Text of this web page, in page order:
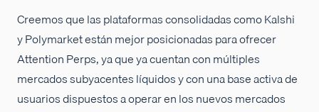
Creemos que las plataformas consolidadas como Kalshi
y Polymarket están mejor posicionadas para ofrecer
Attention Perps, ya que ya cuentan con múltiples
mercados subyacentes líquidos y con una base activa de
usuarios dispuestos a operar en los nuevos mercados